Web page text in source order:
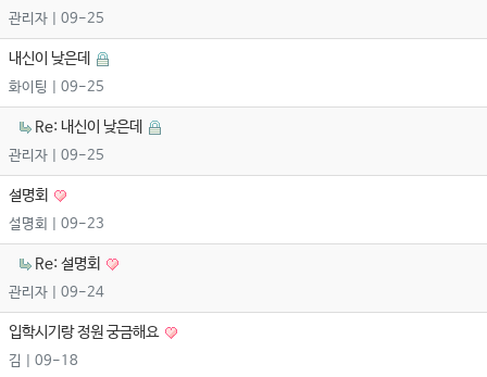
관리자 | 09-25
내신이 낮은데
화이팅 | 09-25
Re: 내신이 낮은데
관리자 | 09-25
설명회
설명회 | 09-23
Re: 설명회
관리자 | 09-24
입학시기랑 정원 궁금해요
김 | 09-18